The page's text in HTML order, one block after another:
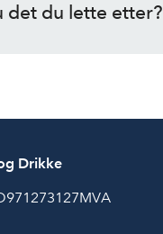
det du lette etter?
Drikke